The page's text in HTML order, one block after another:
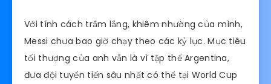
Với tính cách trầm lắng, khiêm nhường của mình,
Messi chưa bao giờ chạy theo các kỷ lục. Mục tiêu
tối thượng của anh vẫn là vì tập thể Argentina,
đưa đội tuyển tiến sâu nhất có thể tại World Cup